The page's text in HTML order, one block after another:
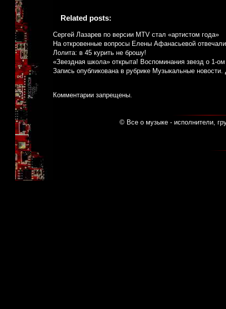
Related posts:
Сергей Лазарев по версии MTV стал «артистом года»
На откровенные вопросы Елены Афанасьевой
Лолита: в 45 курить не брошу!
«Звездная школа» открыта! Воспоминания звезд о 1-ом
Запись опубликована в рубрике Музыкальные новости.
Комментарии запрещены.
© Все о музыке - исполнители,